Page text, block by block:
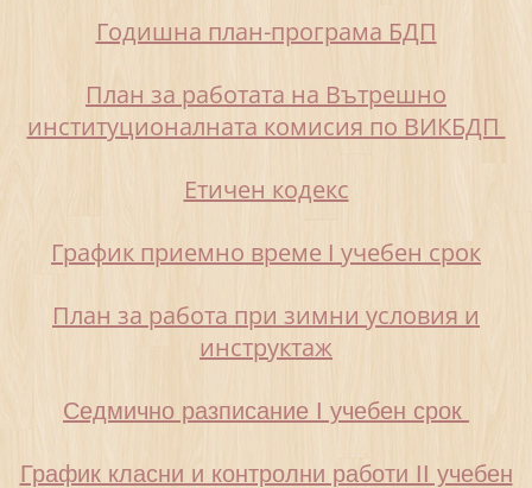
Годишна план-програма БДП
План за работата на Вътрешно
институционалната комисия по ВИКБДП
Eтичен кодекс
График приемно време I учебен срок
План за работа при зимни условия и
инструктаж
Седмично разписание I учебен срок
График класни и контролни работи II учебен